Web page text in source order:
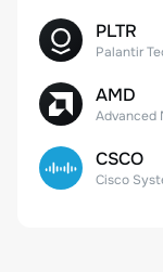
PLTR
AMD
CSCO